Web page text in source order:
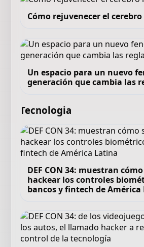
Cómo rejuvenecer el
Un espacio para un nuevo
generación que cambia las
Tecnologia
DEF CON 34: muestran
hackear los controles
bancos y fintech de